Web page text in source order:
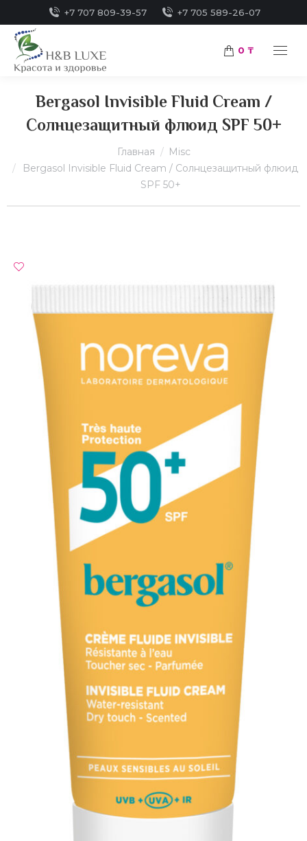
+7 707 809-39-57 +7 705 589-26-07
0 ₸
Bergasol Invisible Fluid Cream /
Солнцезащитный флюид SPF 50+
Главная
Misc
Bergasol Invisible Fluid Cream / Солнцезащитный флюид
SPF 50+